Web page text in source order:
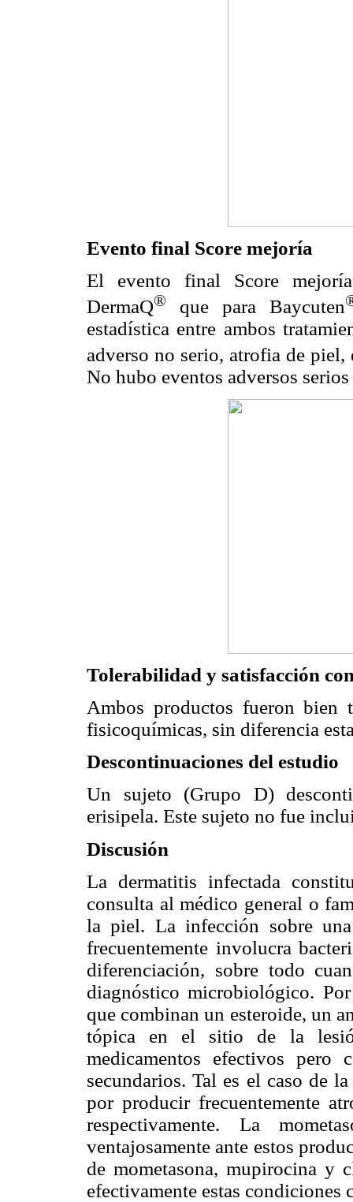
Evento final Score mejoría
El evento final Score
DermaQ® que para Baycuten
estadística entre ambos
adverso no serio, atrofia de
No hubo eventos adversos
Tolerabilidad y satisfacción
Ambos productos fueron bien
fisicoquímicas, sin diferencia
Descontinuaciones del estudio
Un sujeto (Grupo D)
erisipela. Este sujeto no fue
Discusión
La dermatitis infectada
consulta al médico general o
la piel. La infección sobre
frecuentemente involucra
diferenciación, sobre todo
diagnóstico microbiológico.
que combinan un esteroide, un
tópica en el sitio de la
medicamentos efectivos pero
secundarios. Tal es el caso de
por producir frecuentemente
respectivamente. La
ventajosamente ante estos
de mometasona, mupirocina y
efectivamente estas condiciones